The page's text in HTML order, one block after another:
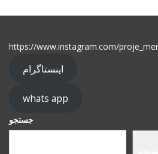
https://www.instagram.com/
اینستاگرام
whats app
جستجو